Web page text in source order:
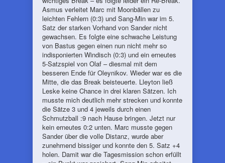
Asmus verleitet Marc mit Moonbällen zu
leichten Fehlern (0:3) und Sang-Min war im 5.
Satz der starken Vorhand von Sander nicht
gewachsen. Es folgte eine schwache Leistung
von Bastus gegen einen nun nicht mehr so
indisponierten Windisch (0:3) und ein erneutes
5-Satzspiel von Olaf – diesmal mit dem
besseren Ende für Oleynikov. Wieder war es die
Mitte, die das Break beisteuerte. Lleyton ließ
Leske keine Chance in drei klaren Sätzen. Ich
musste mich deutlich mehr strecken und konnte
die Sätze 3 und 4 jeweils durch einen
Schmutzball :9 nach Hause bringen. Jetzt nur
kein erneutes 0:2 unten. Marc musste gegen
Sander über die volle Distanz, wurde aber
zunehmend bissiger und konnte den 5. Satz +4
holen. Damit war die Tagesmission schon erfüllt